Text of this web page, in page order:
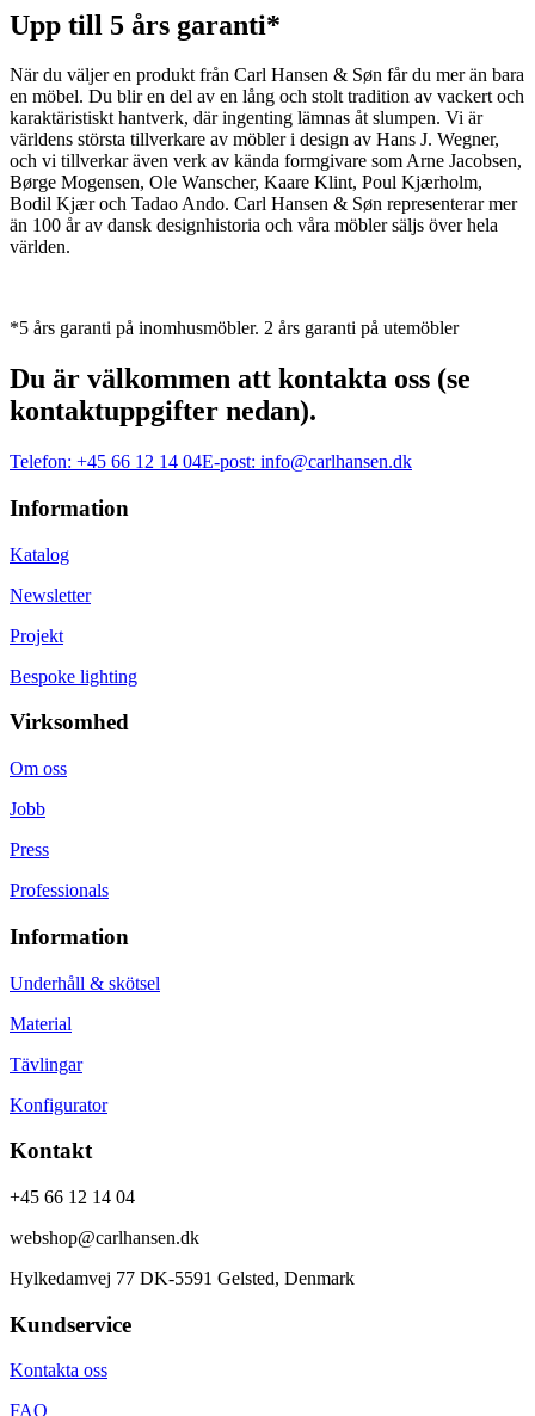
Upp till 5 års garanti*
När du väljer en produkt från Carl Hansen & Søn får du mer än bara
en möbel. Du blir en del av en lång och stolt tradition av vackert och
karaktäristiskt hantverk, där ingenting lämnas åt slumpen. Vi är
världens största tillverkare av möbler i design av Hans J. Wegner,
och vi tillverkar även verk av kända formgivare som Arne Jacobsen,
Børge Mogensen, Ole Wanscher, Kaare Klint, Poul Kjærholm,
Bodil Kjær och Tadao Ando. Carl Hansen & Søn representerar mer
än 100 år av dansk designhistoria och våra möbler säljs över hela
världen.
*5 års garanti på inomhusmöbler. 2 års garanti på utemöbler
Du är välkommen att kontakta oss (se
kontaktuppgifter nedan).
Telefon: +45 66 12 14 04E-post: info@carlhansen.dk
Information
Katalog
Newsletter
Projekt
Bespoke lighting
Virksomhed
Om oss
Jobb
Press
Professionals
Information
Underhåll & skötsel
Material
Tävlingar
Konfigurator
Kontakt
+45 66 12 14 04
webshop@carlhansen.dk
Hylkedamvej 77 DK-5591 Gelsted, Denmark
Kundservice
Kontakta oss
FAQ